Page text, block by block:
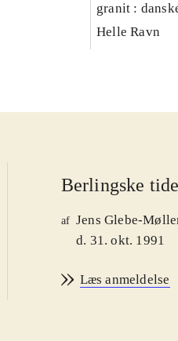
granit :
Helle Ravn
Berlingske
af Jens Glebe-
d. 31. okt. 1991
Læs anmeldelse